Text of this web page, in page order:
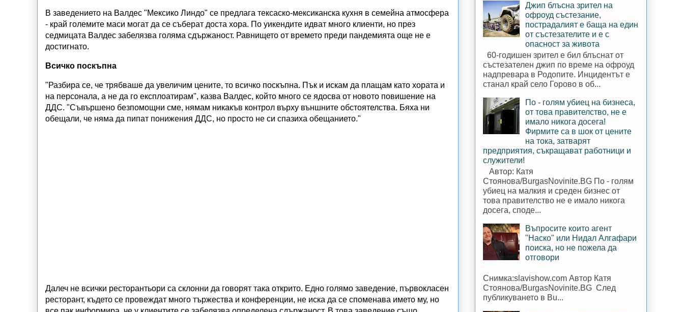
В заведението на Валдес "Мексико Линдо" се предлага тексаско-мексиканска кухня в семейна атмосфера
- край големите маси могат да се съберат доста хора. По уикендите идват много клиенти, но през
седмицата Валдес забелязва голяма сдържаност. Равнището от времето преди пандемията още не е
достигнато.
Всичко поскъпна
"Разбира се, че трябваше да увеличим цените, то всичко поскъпна. Пък и искам да плащам като хората и
на персонала, а не да го експлоатирам", казва Валдес, който много се ядосва от новото повишение на
ДДС. "Съвършено безпомощни сме, нямам никакъв контрол върху външните обстоятелства. Бяха ни
обещали, че няма да пипат понижения ДДС, но просто не си спазиха обещанието."
Далеч не всички ресторантьори са склонни да говорят така открито. Едно голямо заведение, първокласен
ресторант, където се провеждат много тържества и конференции, не иска да се споменава името му, но
Джип блъсна зрител на
офроуд състезание,
пострадалият е баща на един
от състезателите и е с
опасност за живота
60-годишен зрител е бил блъснат от
състезателен джип по време на офроуд
надпревара в Родопите. Инцидентът е
станал край село Горово в об...
По - голям убиец на бизнеса,
от това правителство, не е
имало никога досега!
Фирмите са в шок от цените
на тока, затварят
предприятия, съкращават работници и
служители!
Автор: Катя
Стоянова/BurgasNovinite.BG По - голям
убиец на малкия и среден бизнес от
това правителство не е имало никога
досега, споде...
Въпросите които агент
"Наско" или Нидал Алгафари
поиска, но не пожела да
отговори
Снимка:slavishow.com Автор Катя
Стоянова/BurgasNovinite.BG След
публикуването в Bu...